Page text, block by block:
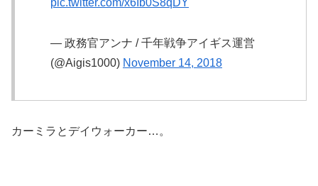
— 政務官アンナ / 千年戦争アイギス運営
(@Aigis1000) November 14, 2018
カーミラとデイウォーカー…。